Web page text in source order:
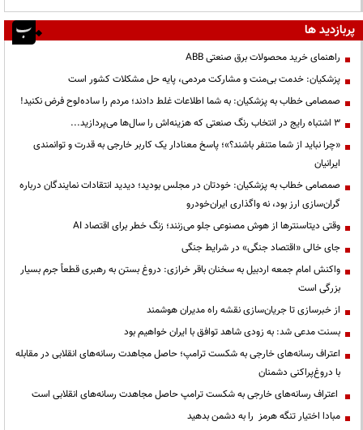
پربازدید ها
راهنمای خرید محصولات برق صنعتی ABB
پزشکیان: خدمت بی‌منت و مشارکت مردمی، پایه حل مشکلات کشور است
صمصامی خطاب به پزشکیان: به شما اطلاعات غلط دادند؛ مردم را ساده‌لوح فرض نکنید!
3 اشتباه رایج در انتخاب رنگ صنعتی که هزینه‌اش را سال‌ها می‌پردازید...
«چرا نباید از شما متنفر باشند؟»؛ پاسخ معنادار یک کاربر خارجی به قدرت و توانمندی
ایرانیان
صمصامی خطاب به پزشکیان: خودتان در مجلس بودید؛ دیدید انتقادات نمایندگان درباره
گران‌سازی ارز بود، نه واگذاری ایران‌خودرو
وقتی دیتاسنترها از هوش مصنوعی جلو می‌زنند؛ زنگ خطر برای اقتصاد AI
جای خالی «اقتصاد جنگی» در شرایط جنگی
واکنش امام جمعه اردبیل به سخنان باقر خرازی: دروغ بستن به رهبری قطعاً جرم بسیار
بزرگی است
از خبرسازی تا جریان‌سازی نقشه راه مدیران هوشمند
بسنت مدعی شد: به زودی شاهد توافق با ایران خواهیم بود
اعتراف رسانه‌های خارجی به شکست ترامپ؛ حاصل مجاهدت رسانه‌های انقلابی در مقابله
با دروغ‌پراکنی دشمنان
اعتراف رسانه‌های خارجی به شکست ترامپ حاصل مجاهدت رسانه‌های انقلابی است
مبادا اختیار تنگه هرمز را به دشمن بدهید